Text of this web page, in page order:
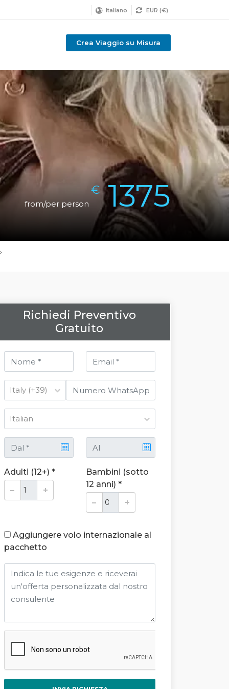
Italiano EUR (€)
Crea Viaggio su Misura
from/per person
€ 1375
Richiedi Preventivo
Gratuito
Adulti (12+) *
Bambini (sotto
12 anni) *
Aggiungere volo internazionale al
pacchetto